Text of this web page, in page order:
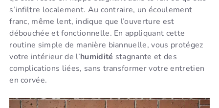
s’infiltre localement. Au contraire, un écoulement
franc, même lent, indique que l’ouverture est
débouchée et fonctionnelle. En appliquant cette
routine simple de manière biannuelle, vous protégez
votre intérieur de l’humidité stagnante et des
complications liées, sans transformer votre entretien
en corvée.